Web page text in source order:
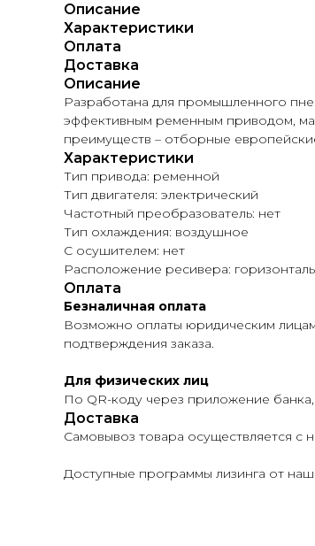
Описание
Характеристики
Оплата
Доставка
Описание
Разработана для промышленного
эффективным ременным приводом,
преимуществ – отборные
Характеристики
Тип привода: ременной
Тип двигателя: электрический
Частотный преобразователь: нет
Тип охлаждения: воздушное
С осушителем: нет
Расположение ресивера:
Оплата
Безналичная оплата
Возможно оплаты юридическим
подтверждения заказа.
Для физических лиц
По QR-коду через приложение
Доставка
Самовывоз товара осуществляется с
Доступные программы лизинга от